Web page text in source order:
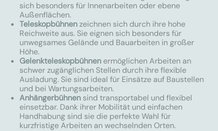
sich besonders für Innenarbeiten oder ebene
Außenflächen.
Teleskopbühnenzeichnen sich durch ihre hohe
Reichweite aus. Sie eignen sich besonders für
unwegsames Gelände und Bauarbeiten in großer
Höhe.
Gelenkteleskopbühnen ermöglichen Arbeiten an
schwer zugänglichen Stellen durch ihre flexible
Ausladung. Sie sind ideal für Einsätze auf Baustellen
und bei Wartungsarbeiten.
Anhängerbühnen sind transportabel und flexibel
einsetzbar. Dank ihrer Mobilität und einfachen
Handhabung sind sie die perfekte Wahl für
kurzfristige Arbeiten an wechselnden Orten.